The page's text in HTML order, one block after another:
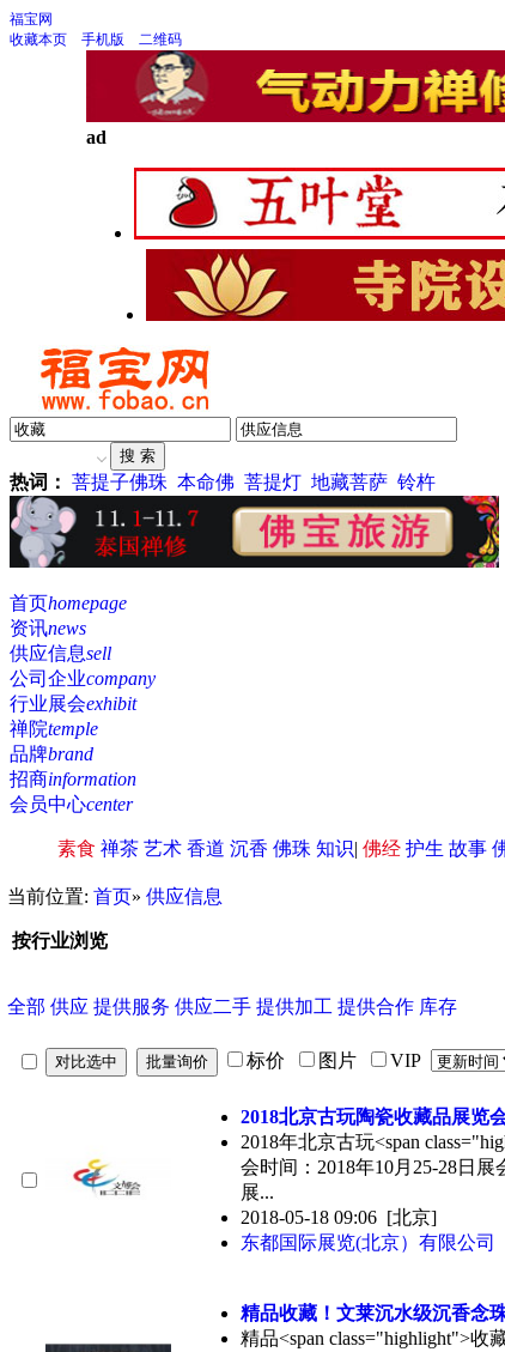
福宝网
收藏本页
手机版 二维码
ad
热词： 菩提子佛珠 本命佛 菩提灯 地藏菩萨 铃杵
首页homepage
资讯news
供应信息sell
公司企业company
行业展会exhibit
禅院temple
品牌brand
招商information
会员中心center
素食 禅茶 艺术 香道 沉香 佛珠 知识| 佛经 护生 故事
当前位置: 首页» 供应信息
按行业浏览
全部 供应 提供服务 供应二手 提供加工 提供合作 库存
标价 图片 VIP
2018北京古玩陶瓷收藏品展览
2018年北京古玩<span
会时间：2018年10月25-28日
展...
2018-05-18 09:06 [北京]
东都国际展览(北京）有限公司
精品收藏 ！文莱沉水级沉香念
精品<span class="highlight">收